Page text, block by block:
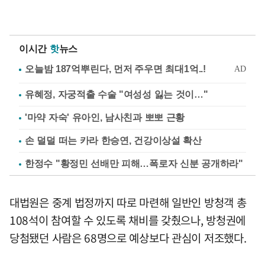
이시간 핫뉴스
유혜정, 자궁적출 수술 "여성성 잃는 것이…"
'마약 자숙' 유아인, 남사친과 뽀뽀 근황
손 덜덜 떠는 카라 한승연, 건강이상설 확산
한정수 "황정민 선배만 피해…폭로자 신분 공개하라"
대법원은 중계 법정까지 따로 마련해 일반인 방청객 총
108석이 참여할 수 있도록 채비를 갖췄으나, 방청권에
당첨됐던 사람은 68명으로 예상보다 관심이 저조했다.